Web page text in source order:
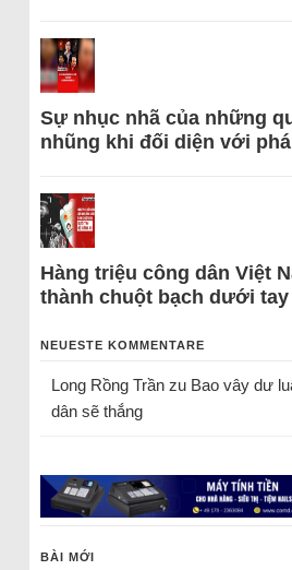
Sự nhục nhã của những
nhũng khi đối diện với
Hàng triệu công dân Việt
thành chuột bạch dưới tay
NEUESTE KOMMENTARE
Long Rồng Trầnzu Bao vây dư
dân sẽ thắng
BÀI MỚI